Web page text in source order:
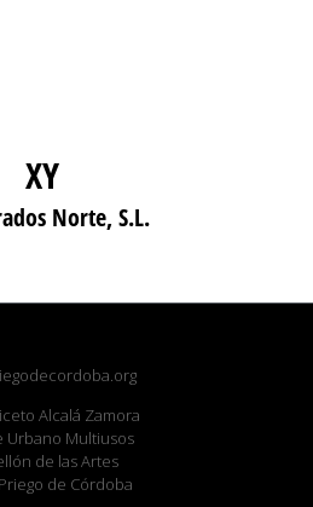
XY
Norte, S.L.
Alcalá Zamora
Urbano Multiusos
de las Artes
de Córdoba